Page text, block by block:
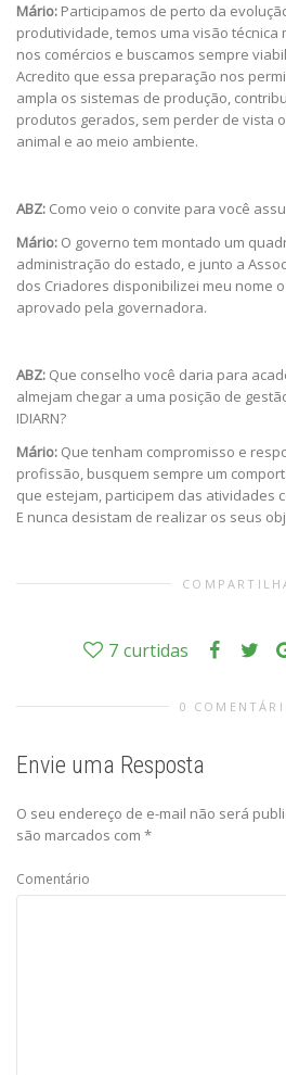
Mário: Participamos de perto da
produtividade, temos uma visão técnica
nos comércios e buscamos sempre
Acredito que essa preparação nos
ampla os sistemas de produção,
produtos gerados, sem perder de vista
animal e ao meio ambiente.
ABZ: Como veio o convite para você
Mário: O governo tem montado um
administração do estado, e junto a
dos Criadores disponibilizei meu nome
aprovado pela governadora.
ABZ: Que conselho você daria para
almejam chegar a uma posição de
IDIARN?
Mário: Que tenham compromisso e
profissão, busquem sempre um
que estejam, participem das atividades
E nunca desistam de realizar os seus
7 curtidas
0
Envie uma Resposta
O seu endereço de e-mail não será
são marcados com *
Comentário